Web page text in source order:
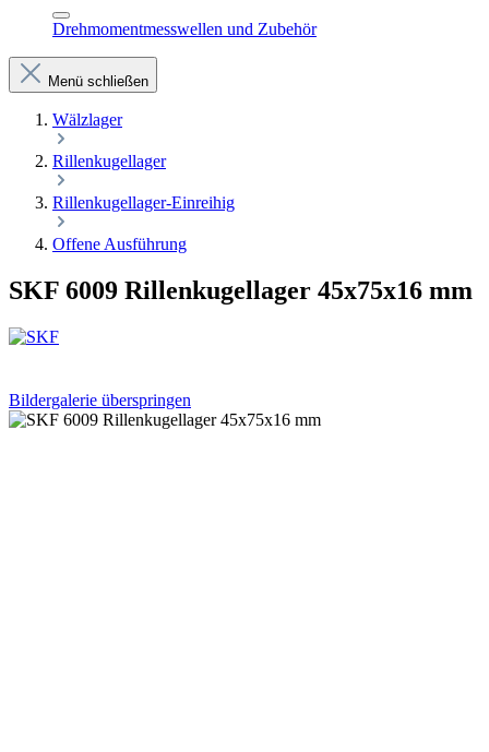
Drehmomentmesswellen und Zubehör
Menü schließen
Wälzlager
Rillenkugellager
Rillenkugellager-Einreihig
Offene Ausführung
SKF 6009 Rillenkugellager 45x75x16 mm
Bildergalerie überspringen